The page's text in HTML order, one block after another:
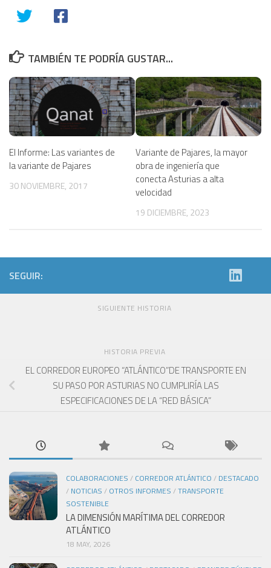
TAMBIÉN TE PODRÍA GUSTAR...
El Informe: Las variantes de
la variante de Pajares
30 NOVIEMBRE, 2017
Variante de Pajares, la mayor
obra de ingeniería que
conecta Asturias a alta
velocidad
19 DICIEMBRE, 2023
SEGUIR:
SIGUIENTE HISTORIA
HISTORIA PREVIA
EL CORREDOR EUROPEO “ATLÁNTICO”DE TRANSPORTE EN
SU PASO POR ASTURIAS NO CUMPLIRÍA LAS
ESPECIFICACIONES DE LA “RED BÁSICA”
COLABORACIONES / CORREDOR ATLÁNTICO / DESTACADO
/ NOTICIAS / OTROS INFORMES /TRANSPORTE
SOSTENIBLE
LA DIMENSIÓN MARÍTIMA DEL CORREDOR
ATLÁNTICO
18 MAY, 2026